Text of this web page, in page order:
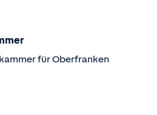
für Oberfranken